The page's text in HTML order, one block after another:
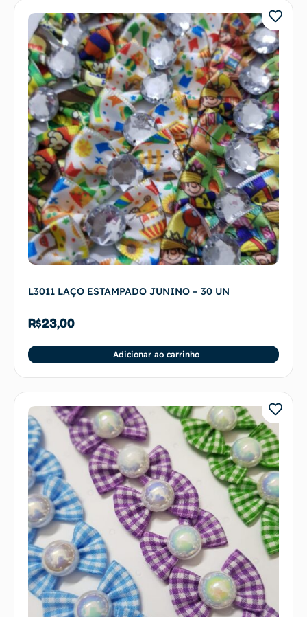
L3011 LAÇO ESTAMPADO JUNINO – 30 UN
R$23,00
Adicionar ao carrinho